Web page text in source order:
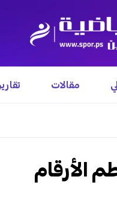
مقالات تقارير
الأرقام